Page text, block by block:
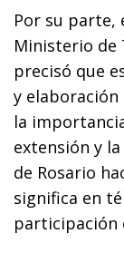
Por su parte,
Ministerio de
precisó que
y elaboración
la
extensión y
de Rosario
significa en
participación